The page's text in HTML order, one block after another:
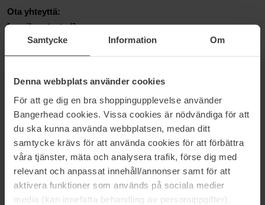
Samtycke Information Om
Denna webbplats använder cookies
För att ge dig en bra shoppingupplevelse använder
Bangerhead cookies. Vissa cookies är nödvändiga för att
du ska kunna använda webbplatsen, medan ditt
samtycke krävs för att använda cookies för att förbättra
våra tjänster, mäta och analysera trafik, förse dig med
relevant och anpassat innehåll/annonser samt för att
aktivera funktioner som används på sociala medier
media (kan innefatta behandling av personuppgifter).
Ota yhteyttä:
[email protected]
BANGERHEAD X KLARNA CREATOR PLATFORM
Jos sinulla on yli 10,000 seuraaja, voit myös tehdä yhteistyötä
kanssamme rekisteröitymällä Klarna Creator Platform-alustalle.
Klarna Creator Platform-alustan kautta voit hakea mukaan
kampanjoihin ja saada tuotepalkkioita sekä rahallista komissiota
some-aktivointeja vastaan. Tutustu alustaan ja rekisteröidy
täältä